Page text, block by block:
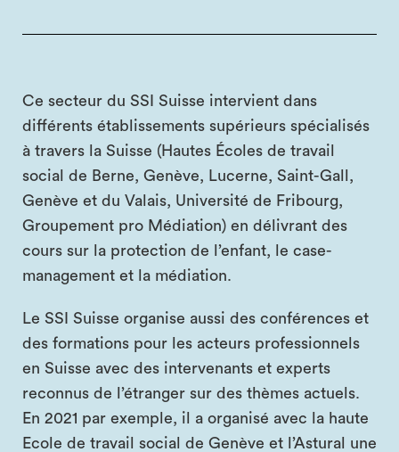
Ce secteur du SSI Suisse intervient dans
différents établissements supérieurs spécialisés
à travers la Suisse (Hautes Écoles de travail
social de Berne, Genève, Lucerne, Saint-Gall,
Genève et du Valais, Université de Fribourg,
Groupement pro Médiation) en délivrant des
cours sur la protection de l’enfant, le case-
management et la médiation.
Le SSI Suisse organise aussi des conférences et
des formations pour les acteurs professionnels
en Suisse avec des intervenants et experts
reconnus de l’étranger sur des thèmes actuels.
En 2021 par exemple, il a organisé avec la haute
Ecole de travail social de Genève et l’Astural une